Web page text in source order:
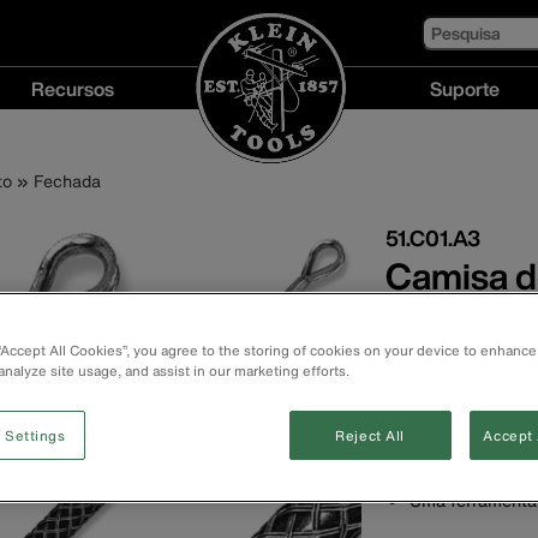
Pesquisa
Recursos Suporte
Fechada
51.C01.A3
Camisa
Fácil para
Uma
All Cookies”, you agree to the storing of cookies on your device to
site usage, and assist in our marketing efforts.
Settings Reject All Accept